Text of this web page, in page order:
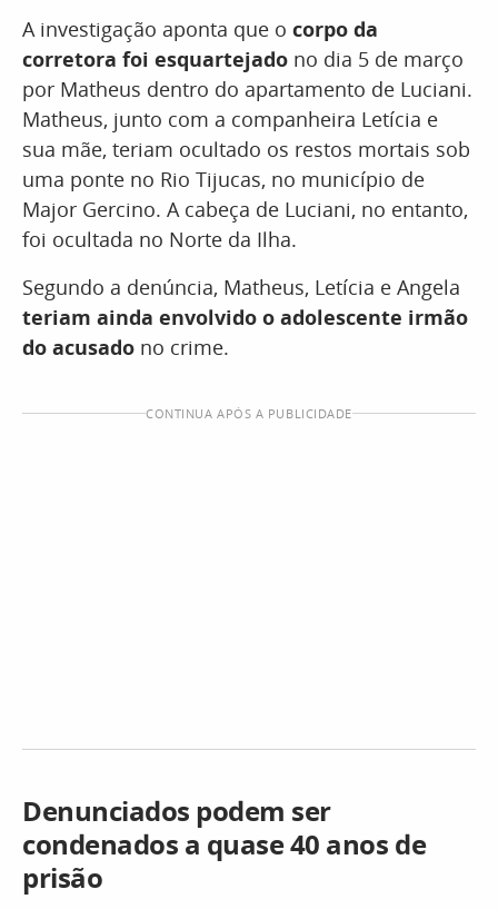
A investigação aponta que o corpo da
corretora foi esquartejado no dia 5 de março
por Matheus dentro do apartamento de Luciani.
Matheus, junto com a companheira Letícia e
sua mãe, teriam ocultado os restos mortais sob
uma ponte no Rio Tijucas, no município de
Major Gercino. A cabeça de Luciani, no entanto,
foi ocultada no Norte da Ilha.
Segundo a denúncia, Matheus, Letícia e Angela
teriam ainda envolvido o adolescente irmão
do acusado no crime.
CONTINUA APÓS A PUBLICIDADE
Denunciados podem ser
condenados a quase 40 anos de
prisão